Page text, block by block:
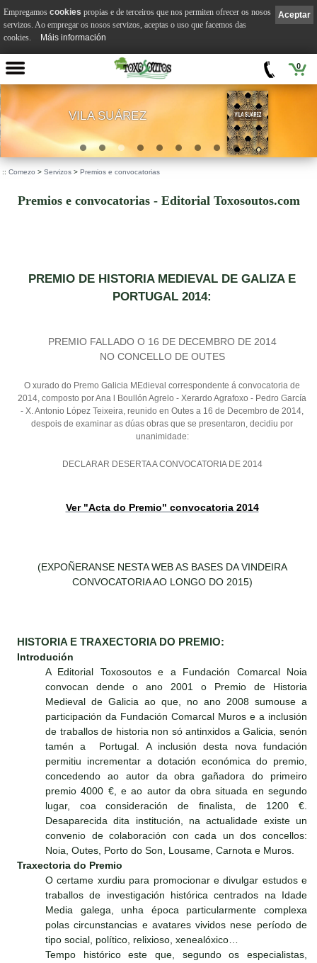
0
VILA SUÁREZ
:: Comezo > Servizos > Premios e convocatorias
Premios e convocatorias - Editorial Toxosoutos.com
PREMIO DE HISTORIA MEDIEVAL DE GALIZA E
PORTUGAL 2014:
PREMIO FALLADO O 16 DE DECEMBRO DE 2014
NO CONCELLO DE OUTES
O xurado do Premo Galicia MEdieval correspondente á convocatoria de
2014, composto por Ana l Boullón Agrelo - Xerardo Agrafoxo - Pedro García
- X. Antonio López Teixeira, reunido en Outes a 16 de Decembro de 2014,
despois de examinar as dúas obras que se presentaron, decidiu por
unanimidade:
DECLARAR DESERTA A CONVOCATORIA DE 2014
Ver "Acta do Premio" convocatoria 2014
(EXPOÑERANSE NESTA WEB AS BASES DA VINDEIRA
CONVOCATORIA AO LONGO DO 2015)
HISTORIA E TRAXECTORIA DO PREMIO:
Introdución
A Editorial Toxosoutos e a Fundación Comarcal Noia
convocan dende o ano 2001 o Premio de Historia
Medieval de Galicia ao que, no ano 2008 sumouse a
participación da Fundación Comarcal Muros e a inclusión
de traballos de historia non só antinxidos a Galicia, senón
tamén a Portugal. A inclusión desta nova fundación
permitiu incrementar a dotación económica do premio,
concedendo ao autor da obra gañadora do primeiro
premio 4000 €, e ao autor da obra situada en segundo
lugar, coa consideración de finalista, de 1200 €.
Desaparecida dita institución, na actualidade existe un
convenio de colaboración con cada un dos concellos:
Noia, Outes, Porto do Son, Lousame, Carnota e Muros.
Traxectoria do Premio
O certame xurdiu para promocionar e divulgar estudos e
traballos de investigación histórica centrados na Idade
Media galega, unha época particularmente complexa
polas circunstancias e avatares vividos nese período de
tipo social, político, relixioso, xenealóxico…
Tempo histórico este que, segundo os especialistas,
Aceptar
Empregamos cookies propias e de terceiros que nos permiten ofrecer os nosos
servizos. Ao empregar os nosos servizos, aceptas o uso que facemos das
cookies.
Máis información